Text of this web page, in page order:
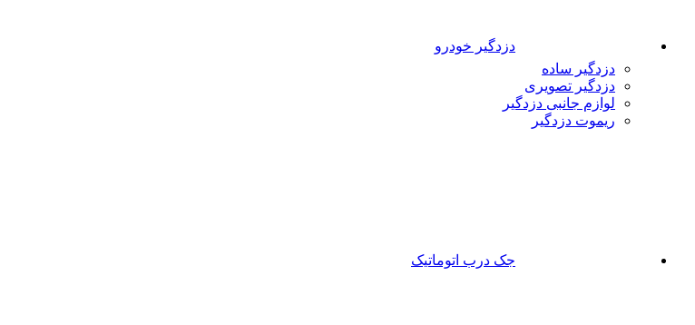
دزدگیر خودرو
دزدگیر ساده
دزدگیر تصویری
لوازم جانبی دزدگیر
ریموت دزدگیر
جک درب اتوماتیک